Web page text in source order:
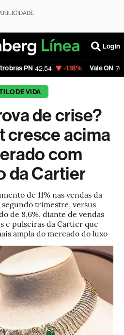
Login
42.54 -1.18% Vale ON 76.09
DE VIDA
de crise?
cresce acima
com
da Cartier
de 11% nas vendas da
segundo trimestre, versus
de 8,6%, diante de vendas
e pulseiras da Cartier que
ampla do mercado do luxo